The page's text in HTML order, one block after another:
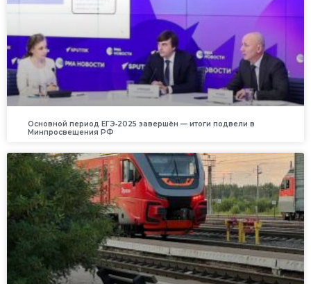
Основной период ЕГЭ‑2025 завершён — итоги подвели в
Минпросвещения РФ